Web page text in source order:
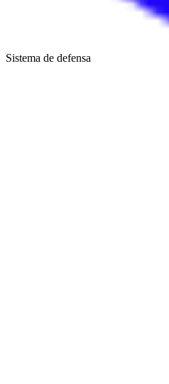
Sistema de defensa